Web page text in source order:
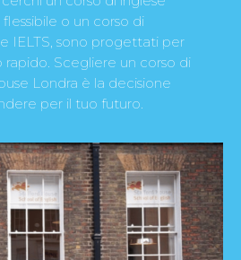
o un corso di
IELTS, sono progettati per
rapido. Scegliere un corso di
Londra è la decisione
per il tuo futuro.